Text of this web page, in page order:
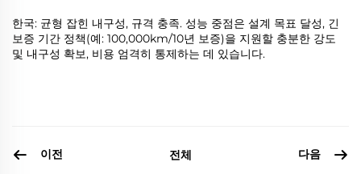
한국: 균형 잡힌 내구성, 규격 충족. 성능 중점은 설계 목표 달성, 긴
보증 기간 정책(예: 100,000km/10년 보증)을 지원할 충분한 강도
및 내구성 확보, 비용 엄격히 통제하는 데 있습니다.
이전 전체 다음